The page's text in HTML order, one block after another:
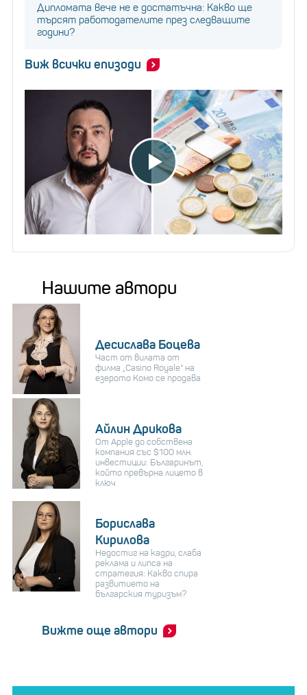
Дипломата вече не е достатъчна: Какво ще
търсят работодателите през следващите
години?
Виж всички епизоди
Нашите автори
Десислава Боцева
Част от вилата от
филма „Casino Royale“ на
езерото Комо се продава
Айлин Дрикова
От Apple до собствена
компания със $100 млн.
инвестиции: Българинът,
който превърна лицето в
ключ
Борислава
Кирилова
Недостиг на кадри, слаба
реклама и липса на
стратегия: Какво спира
развитието на
българския туризъм?
Вижте още автори